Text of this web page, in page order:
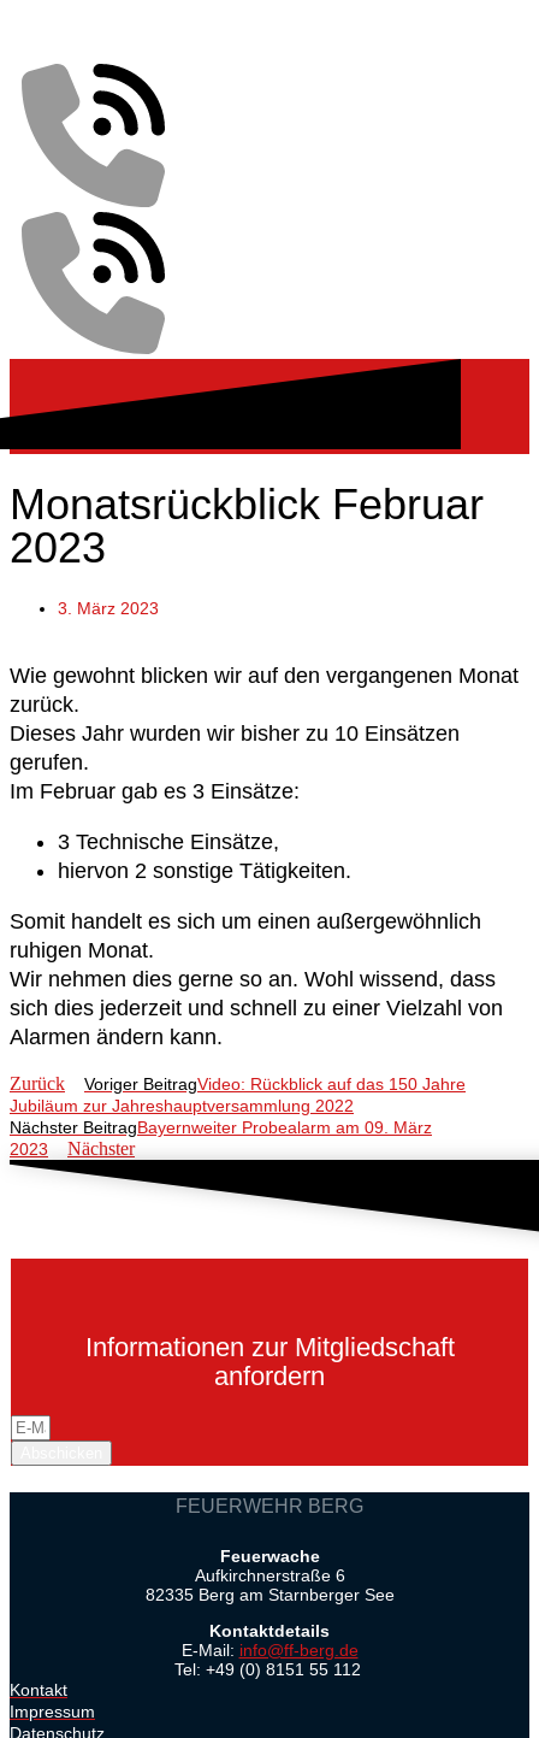
Monatsrückblick Februar
2023
3. März 2023
Wie gewohnt blicken wir auf den vergangenen Monat
zurück.
Dieses Jahr wurden wir bisher zu 10 Einsätzen
gerufen.
Im Februar gab es 3 Einsätze:
3 Technische Einsätze,
hiervon 2 sonstige Tätigkeiten.
Somit handelt es sich um einen außergewöhnlich
ruhigen Monat.
Wir nehmen dies gerne so an. Wohl wissend, dass
sich dies jederzeit und schnell zu einer Vielzahl von
Alarmen ändern kann.
Zurück Voriger BeitragVideo: Rückblick auf das 150 Jahre
Jubiläum zur Jahreshauptversammlung 2022
Nächster BeitragBayernweiter Probealarm am 09. März
2023
Nächster
Informationen zur Mitgliedschaft
anfordern
FEUERWEHR BERG
Feuerwache
Aufkirchnerstraße 6
82335 Berg am Starnberger See
Kontaktdetails
E-Mail: info@ff-berg.de
Tel: +49 (0) 8151 55 112
Kontakt
Impressum
Datenschutz